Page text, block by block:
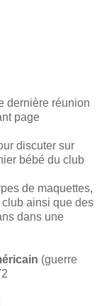
dernière réunion
page
discuter sur
bébé du club
de maquettes,
ainsi que des
dans une
(guerre